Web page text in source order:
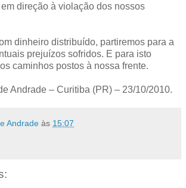
direção à violação dos nossos
dinheiro distribuído, partiremos para a
prejuízos sofridos. E para isto
caminhos postos à nossa frente.
Andrade – Curitiba (PR) – 23/10/2010.
Andrade às 15:07